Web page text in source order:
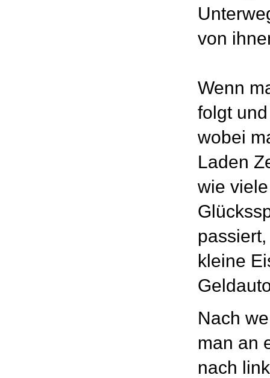
von
Wenn
folgt
wobei
Laden
wie
kleine
Nach
man an
nach